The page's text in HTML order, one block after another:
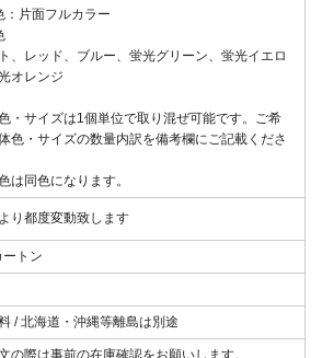
：片面フルカラー
、レッド、ブルー、蛍光グリーン、蛍光イエロ
オレンジ
・サイズは1個単位で取り混ぜ可能です。ご希
色・サイズの数量内訳を備考欄にご記載くださ
は同色になります。
り都度変動致します
トン
/ 北海道・沖縄等離島は別途